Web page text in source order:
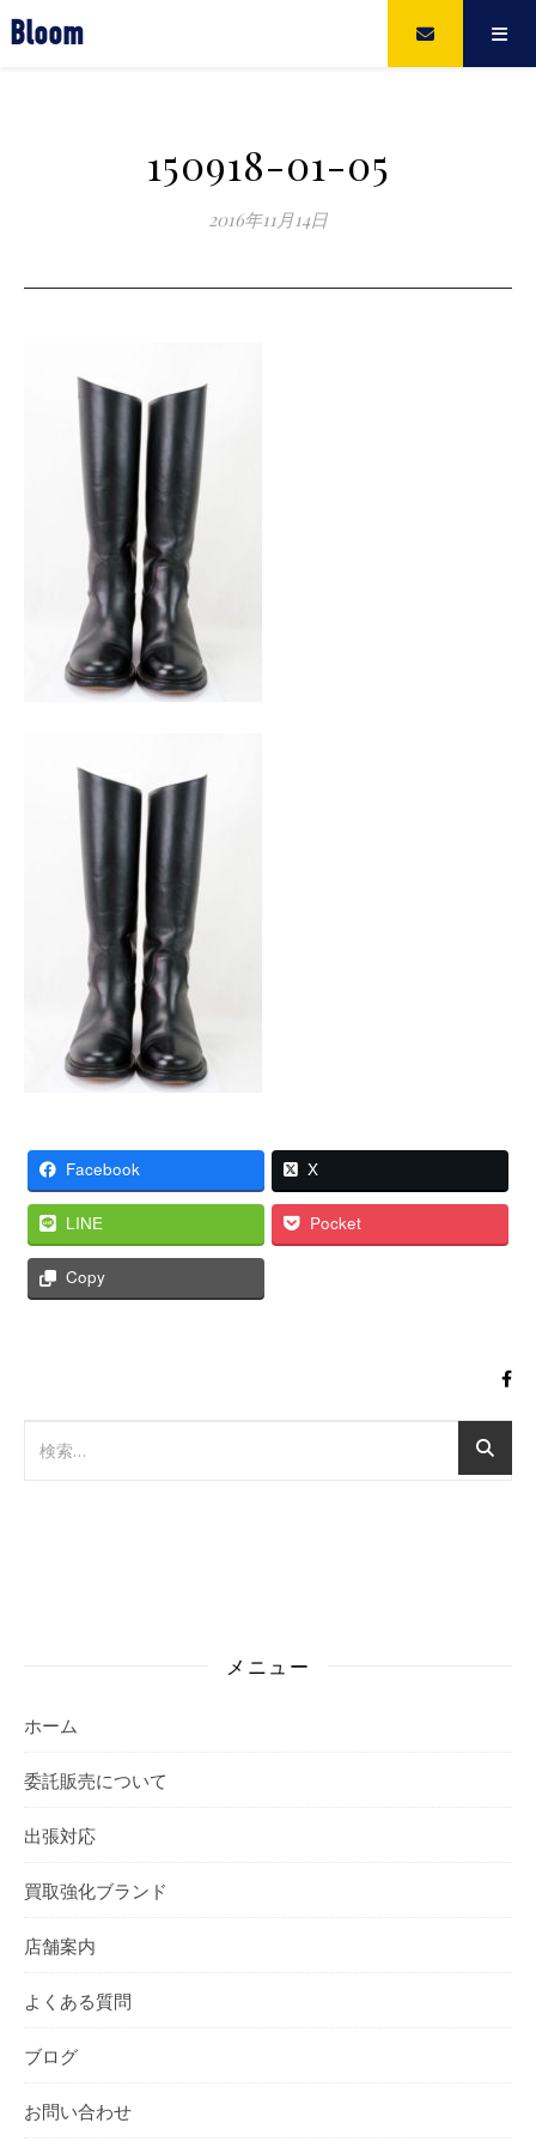
Bloom
150918-01-05
2016年11月14日
Facebook X
LINE Pocket
Copy
メニュー
ホーム
委託販売について
出張対応
買取強化ブランド
店舗案内
よくある質問
ブログ
お問い合わせ